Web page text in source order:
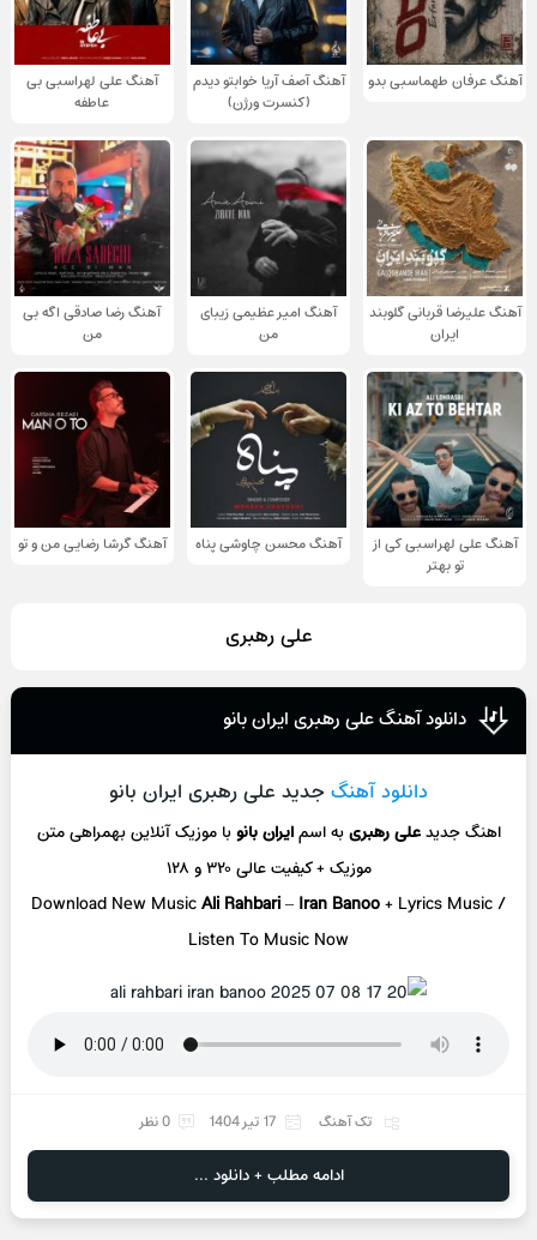
آهنگ عرفان طهماسبی بدو
آهنگ آصف آریا خوابتو دیدم
(کنسرت ورژن)
آهنگ علی لهراسبی بی
عاطفه
آهنگ علیرضا قربانی گلوبند
ایران
آهنگ امیر عظیمی زیبای
من
آهنگ رضا صادقی اگه بی
من
آهنگ علی لهراسبی کی از
تو ‌بهتر
آهنگ محسن چاوشی پناه آهنگ گرشا رضایی من و تو
علی رهبری
دانلود آهنگ علی رهبری ایران بانو
دانلود آهنگ جدید علی رهبری ایران بانو
اهنگ جدیدعلی رهبریبه اسمایران بانوبا موزیک آنلاینبهمراهی متن
موزیک + کیفیت عالی ۳۲۰ و ۱۲۸
Download New MusicAli Rahbari– Iran Banoo+ Lyrics Music /
Listen To Music Now
تک آهنگ 17 تیر 1404 0 نظر
ادامه مطلب + دانلود ...